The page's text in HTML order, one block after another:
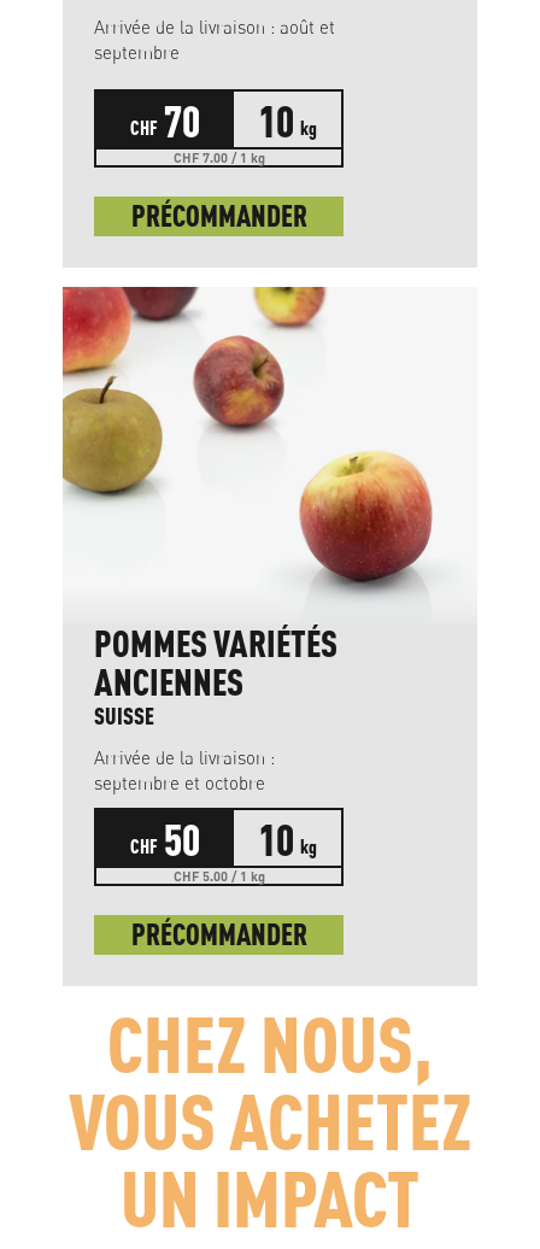
Arrivée de la livraison : août et
septembre
CHF 70 10 kg
CHF 7.00 / 1 kg
PRÉCOMMANDER
POMMES VARIÉTÉS
ANCIENNES
SUISSE
Arrivée de la livraison :
septembre et octobre
CHF 50 10 kg
CHF 5.00 / 1 kg
PRÉCOMMANDER
CHEZ NOUS,
VOUS ACHETEZ
UN IMPACT